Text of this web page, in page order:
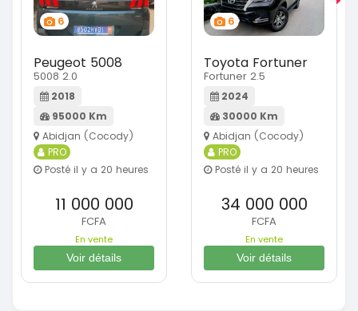
6
Peugeot 5008
5008 2.0
2018
95000 Km
Abidjan (Cocody)
PRO
Posté il y a 20 heures
11 000 000
FCFA
En vente
Voir détails
6
Toyota Fortuner
Fortuner 2.5
2024
30000 Km
Abidjan (Cocody)
PRO
Posté il y a 20 heures
34 000 000
FCFA
En vente
Voir détails